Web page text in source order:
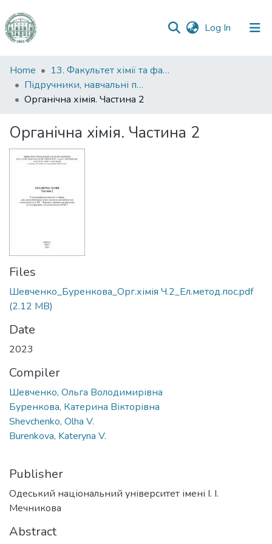
Log In (current)
Communities
&
Collections
Statistics
Home
13. Факультет хімії та фармації
Підручники, навчальні посібники та інші науково- та навчально-методичні праці ФХФ
Органічна хімія. Частина 2
Органічна хімія. Частина 2
Files
Шевченко_Буренкова_Орг.хімія Ч.2_Ел.метод.пос.pdf
(2.12 MB)
Date
2023
Compiler
Шевченко, Ольга Володимирівна
Буренкова, Катерина Вікторівна
Shevchenko, Olha V.
Burenkova, Kateryna V.
Publisher
Одеський національний університет імені І. І.
Мечникова
Abstract